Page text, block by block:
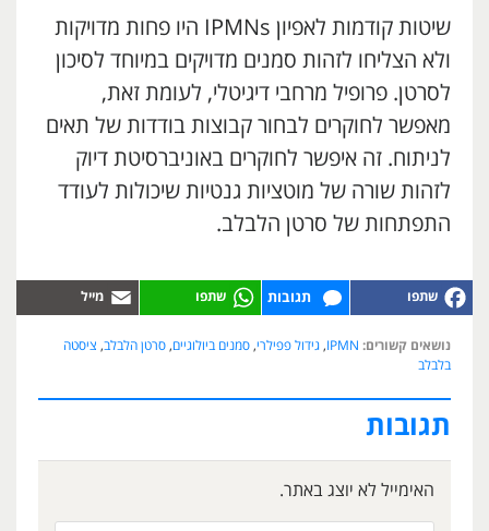
שיטות קודמות לאפיון IPMNs היו פחות מדויקות
ולא הצליחו לזהות סמנים מדויקים במיוחד לסיכון
לסרטן. פרופיל מרחבי דיגיטלי, לעומת זאת,
מאפשר לחוקרים לבחור קבוצות בודדות של תאים
לניתוח. זה איפשר לחוקרים באוניברסיטת דיוק
לזהות שורה של מוטציות גנטיות שיכולות לעודד
התפתחות של סרטן הלבלב.
תגובות
נושאים קשורים: IPMN
, גידול פפילרי, סמנים ביולוגיים, סרטן הלבלב, ציסטה
בלבלב
תגובות
האימייל לא יוצג באתר.